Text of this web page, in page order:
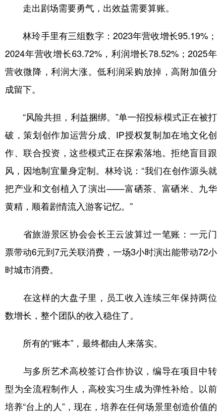
走出剧场需要勇气，出效益需要算账。
林玲手里有三组数字：2023年营收增长95.19%；
2024年营收增长63.72%，利润增长78.52%；2025年
营收微降，利润大涨。低利润采购放掉，高附加值分
成留下。
“风险共担，利益捆绑。”单一招投标模式正在被打
破，策划创作加运营分成、IP授权复制加在地文化创
作、联合投资，这些模式正在探索落地。拒绝盲目跟
风，因地制宜量身定制。林玲说：“我们在创作源头就
把产业和文创植入了演出——富硒茶、富硒米、九华
黄精，顺着剧情流入游客记忆。”
省旅游景区协会会长王云波算过一笔账：一元门
票带动6元到7元关联消费，一场3小时演出能带动72小
时城市消费。
在这样的大盘子里，员工收入连续三年保持两位
数增长，整个团队的收入稳住了。
所有的“账本”，最终都由人来落实。
与多所艺术高校签订合作协议，编导在项目中转
型为全流程制作人，高校实习生成为弹性补给。以前
培养“台上的人”，现在，培养在任何场景里创造价值的